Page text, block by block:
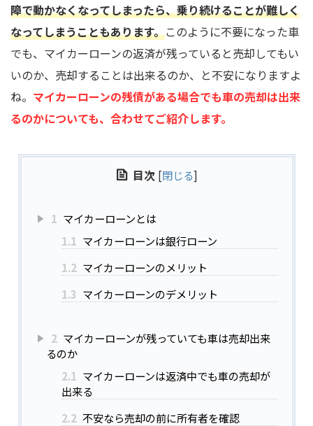
障で動かなくなってしまったら、乗り続けることが難しく
なってしまうこともあります。このように不要になった車
でも、マイカーローンの返済が残っていると売却してもい
いのか、売却することは出来るのか、と不安になりますよ
ね。 マイカーローンの残債がある場合でも車の売却は出来
るのかについても、合わせてご紹介します。
目次 [閉じる]
1 マイカーローンとは
1.1 マイカーローンは銀行ローン
1.2 マイカーローンのメリット
1.3 マイカーローンのデメリット
2 マイカーローンが残っていても車は売却出来
るのか
2.1 マイカーローンは返済中でも車の売却が
出来る
2.2 不安なら売却の前に所有者を確認